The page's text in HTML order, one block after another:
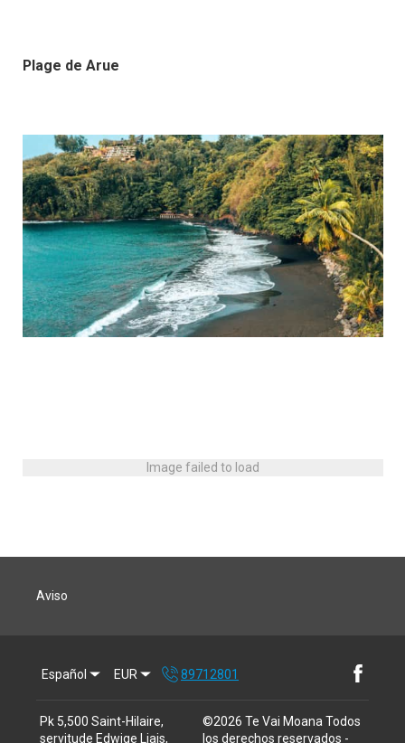
Plage de Arue
Image failed to load
Aviso
Español EUR 89712801
Pk 5,500 Saint-Hilaire,
servitude Edwige Liais,
©2026 Te Vai Moana Todos
los derechos reservados -